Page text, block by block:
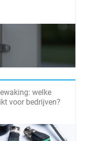
welke
voor bedrijven?